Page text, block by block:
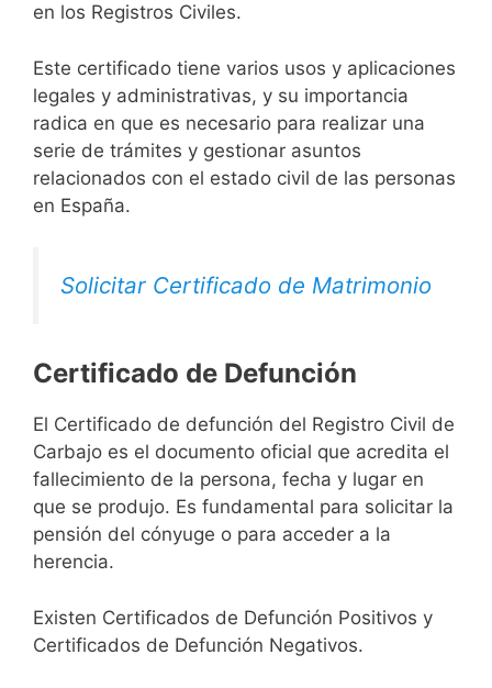
en los Registros Civiles.
Este certificado tiene varios usos y aplicaciones
legales y administrativas, y su importancia
radica en que es necesario para realizar una
serie de trámites y gestionar asuntos
relacionados con el estado civil de las personas
en España.
Solicitar Certificado de Matrimonio
Certificado de Defunción
El Certificado de defunción del Registro Civil de
Carbajo es el documento oficial que acredita el
fallecimiento de la persona, fecha y lugar en
que se produjo. Es fundamental para solicitar la
pensión del cónyuge o para acceder a la
herencia.
Existen Certificados de Defunción Positivos y
Certificados de Defunción Negativos.